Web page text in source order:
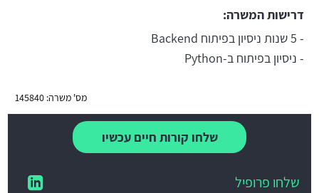
דרישות המשרה:
- 5 שנות ניסיון בפיתוח Backend
- ניסיון בפיתוח ב-Python
מס' משרה: 145840
שלחו קורות חיים עכשיו
שלחו פרופיל